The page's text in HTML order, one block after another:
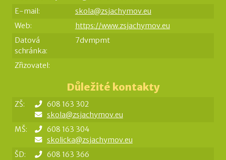
E-mail:
skola@zsjachymov.eu
Web:
https://www.zsjachymov.eu
Datová
schránka:
7dvmpmt
Zřizovatel:
Důležité kontakty
ZŠ:
608 163 302
skola@zsjachymov.eu
MŠ:
608 163 304
skolicka@zsjachymov.eu
ŠD:
608 163 366